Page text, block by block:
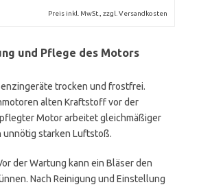
Preis inkl. MwSt., zzgl. Versandkosten
und Pflege des Motors
trocken und frostfrei.
alten Kraftstoff vor der
Motor arbeitet gleichmäßiger
unnötig starken Luftstoß.
der Wartung kann ein Bläser den
Nach Reinigung und Einstellung